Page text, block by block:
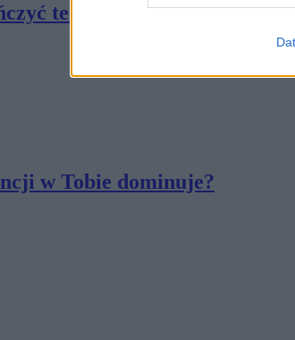
te związki frazeologi...
w Tobie dominuje?